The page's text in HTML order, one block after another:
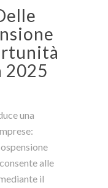
2025
una
alle
il